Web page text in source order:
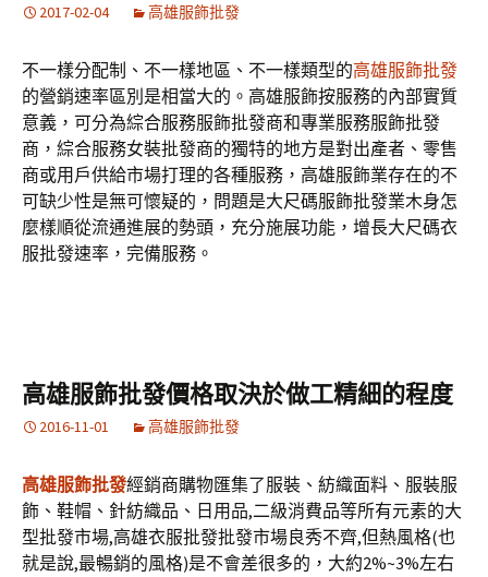
2017-02-04 高雄服飾批發
不一樣分配制、不一樣地區、不一樣類型的高雄服飾批發
的營銷速率區別是相當大的。高雄服飾按服務的內部實質
意義，可分為綜合服務服飾批發商和專業服務服飾批發
商，綜合服務女裝批發商的獨特的地方是對出產者、零售
商或用戶供給市場打理的各種服務，高雄服飾業存在的不
可缺少性是無可懷疑的，問題是大尺碼服飾批發業木身怎
麼樣順從流通進展的勢頭，充分施展功能，增長大尺碼衣
服批發速率，完備服務。
高雄服飾批發價格取決於做工精細的程度
2016-11-01 高雄服飾批發
高雄服飾批發經銷商購物匯集了服裝、紡織面料、服裝服
飾、鞋帽、針紡織品、日用品,二級消費品等所有元素的大
型批發市場,高雄衣服批發批發市場良秀不齊,但熱風格(也
就是說,最暢銷的風格)是不會差很多的，大約2%~3%左右